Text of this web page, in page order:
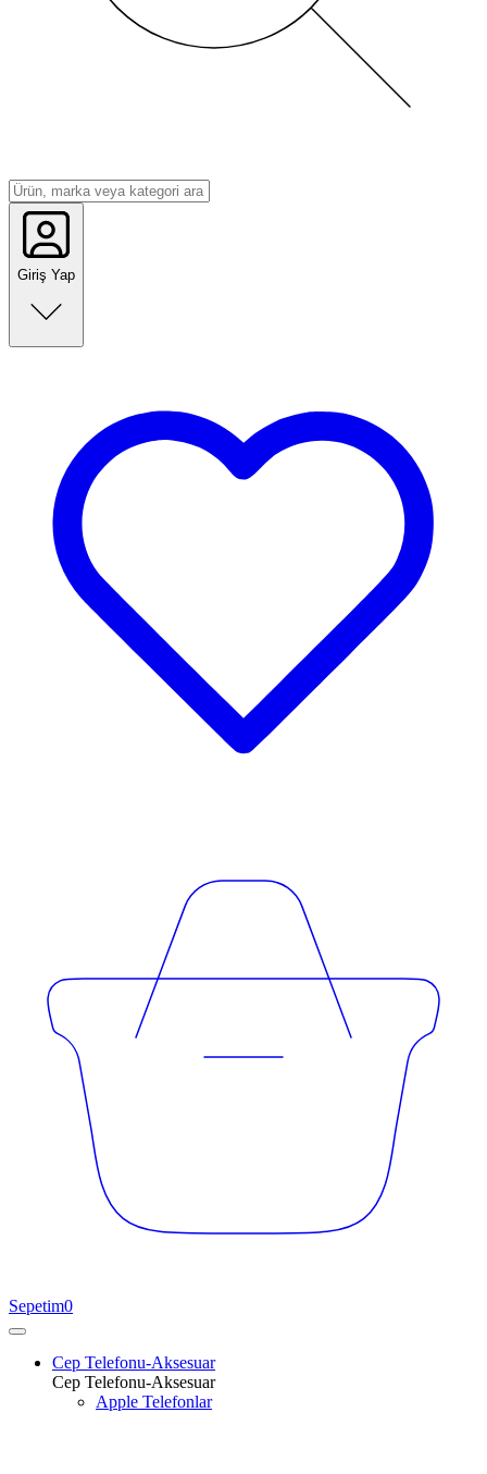
Giriş Yap
Sepetim0
Cep Telefonu-Aksesuar
Cep Telefonu-Aksesuar
Apple Telefonlar